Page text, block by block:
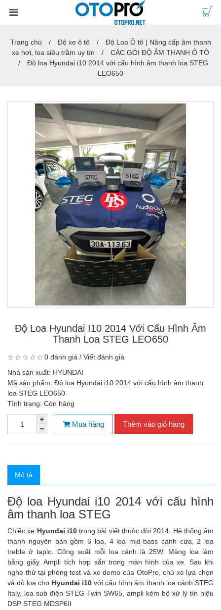
Trang chủ Độ xe ô tô
Độ Loa Ô tô | Nâng cấp âm thanh
xe hơi, loa siêu trầm uy tín
CÁC GÓI ĐỘ ÂM THANH Ô TÔ
Độ loa Hyundai i10 2014 với cấu hình âm thanh loa STEG
LEO650
Độ Loa Hyundai I10 2014 Với Cấu Hình Âm
Thanh Loa STEG LEO650
0 đánh giá / Viết đánh giá
Nhà sản xuất: HYUNDAI
Mã sản phẩm: Độ loa Hyundai i10 2014 với cấu hình âm thanh
loa STEG LEO650
Tình trạng: Còn hàng
Mua hàng Thêm vào giỏ hàng
Mô tả
Độ loa Hyundai i10 2014 với cấu hình
âm thanh loa STEG
Chiếc xe Hyundai i10trong bài viết thuộc đời 2014. Hệ thống âm
thanh nguyên bản gồm 6 loa, 4 loa mid-bass cánh cửa, 2 loa
treble ở taplo. Công suất mỗi loa cánh là 25W. Màng loa làm
bằng giấy. Ampli tích hợp sẵn trong màn hình của xe. Sau khi
nghe thử tại phòng test và xe demo của OtoPro, chủ xe lựa chọn
và độ loa cho Hyundai i10với cấu hình âm thanh loa cánh STEG
Italy, loa sub điện STEG Twin SW65, ampli kèm bộ xử lý tín hiệu
DSP STEG MDSP6II